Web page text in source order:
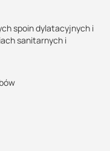
spoin dylatacyjnych i
sanitarnych i